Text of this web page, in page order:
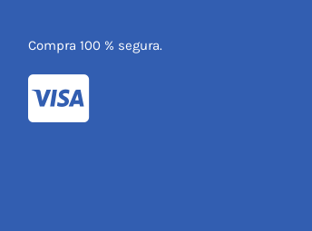
Compra 100 % segura.